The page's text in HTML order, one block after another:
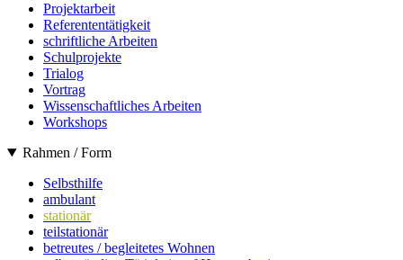
Projektarbeit
Referententätigkeit
schriftliche Arbeiten
Schulprojekte
Trialog
Vortrag
Wissenschaftliches Arbeiten
Workshops
Rahmen / Form
Selbsthilfe
ambulant
stationär
teilstationär
betreutes / begleitetes Wohnen